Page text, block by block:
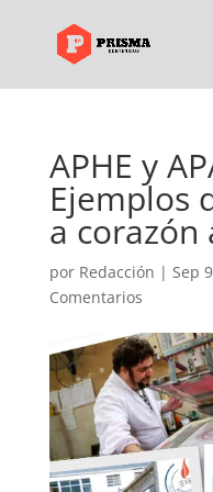
APHE y
Ejemplos
a corazón
por Redacción | Sep
Comentarios